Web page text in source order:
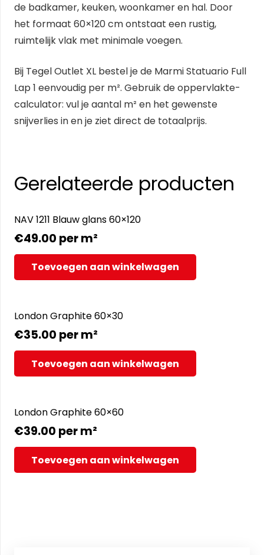
de badkamer, keuken, woonkamer en hal. Door
het formaat 60×120 cm ontstaat een rustig,
ruimtelijk vlak met minimale voegen.
Bij Tegel Outlet XL bestel je de Marmi Statuario Full
Lap 1 eenvoudig per m². Gebruik de oppervlakte-
calculator: vul je aantal m² en het gewenste
snijverlies in en je ziet direct de totaalprijs.
Gerelateerde producten
NAV 1211 Blauw glans 60×120
€49.00 per m²
Toevoegen aan winkelwagen
London Graphite 60×30
€35.00 per m²
Toevoegen aan winkelwagen
London Graphite 60×60
€39.00 per m²
Toevoegen aan winkelwagen